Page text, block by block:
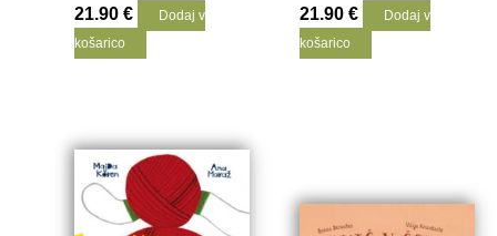
21.90€
Dodaj v
košarico
21.90€
Dodaj v
košarico